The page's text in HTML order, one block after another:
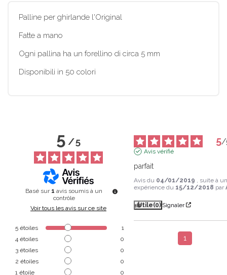
Palline per ghirlande l'Original
Fatte a mano
Ogni pallina ha un forellino di circa 5 mm
Disponibili in 50 colori
5/5
Basé sur 1 avis soumis à un
contrôle
Voir tous les avis sur ce site
5 étoiles
1
4 étoiles
0
3 étoiles
0
2 étoiles
0
1 étoile 0
5/
Avis vérifié
parfait
Avis du 04/01/2019 , suite à
expérience du 15/12/2018 par
Utile(0) Signaler
1